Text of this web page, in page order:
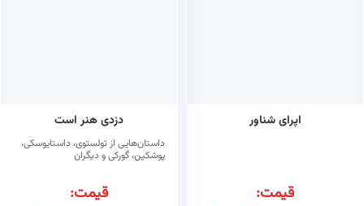
اپرای شناور
قیمت:
دزدی هنر است
داستان‌هایی از تولستوی، داستایوسکی،
پوشکین، گورکی و دیگران
قیمت: